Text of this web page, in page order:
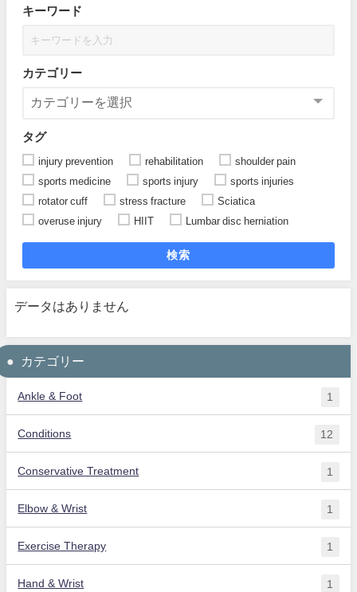
キーワード
カテゴリー
タグ
injury prevention rehabilitation
shoulder pain
sports medicine
sports injury
sports injuries
rotator cuff
stress fracture
Sciatica
overuse injury
HIIT Lumbar disc herniation
検索
データはありません
カテゴリー
Ankle & Foot 1
Conditions 12
Conservative Treatment 1
Elbow & Wrist 1
Exercise Therapy 1
Hand & Wrist 1